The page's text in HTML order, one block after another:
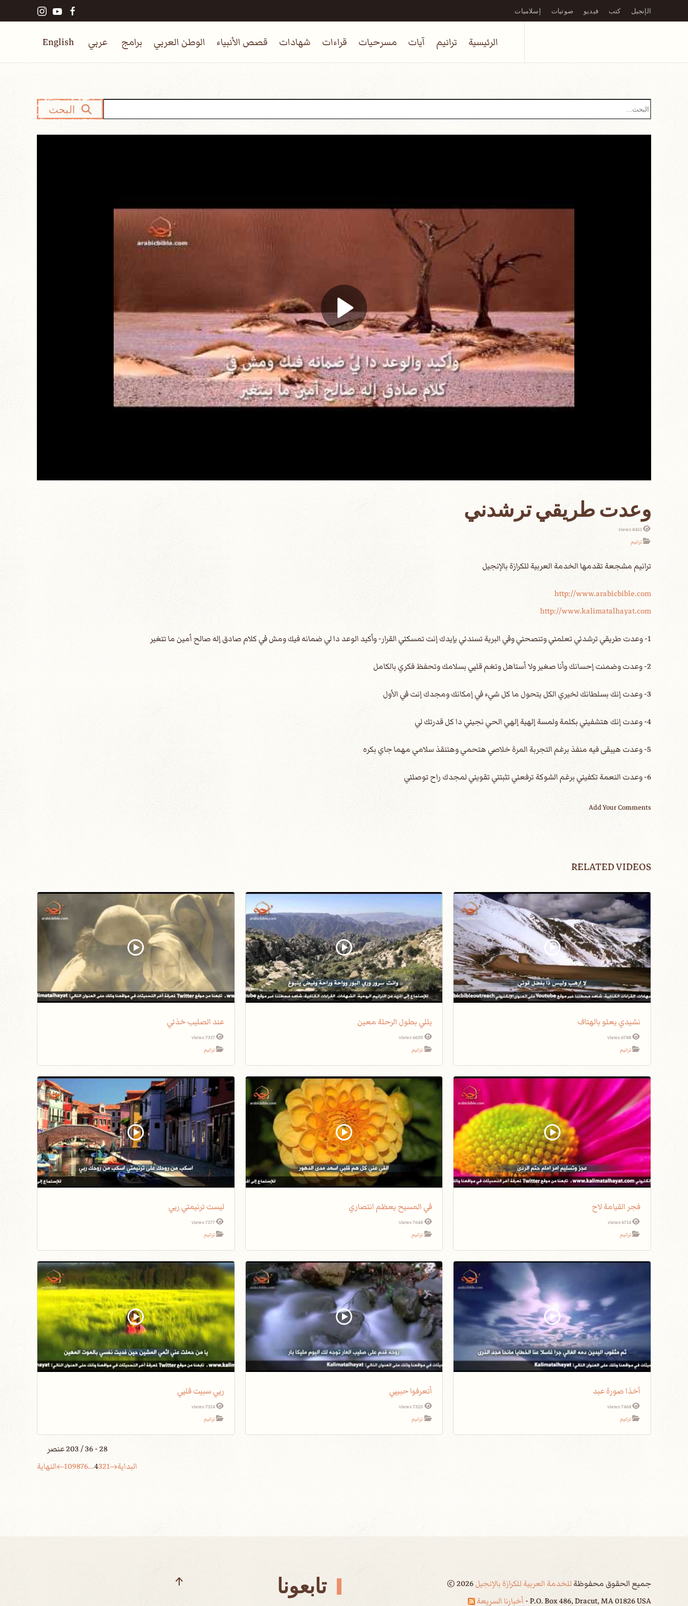
Skip to main content
الإنجيل كتب فيديو صوتيات إسلاميات
الرئيسية ترانيم آيات مسرحيات قراءات شهادات قصص الأنبياء الوطن العربي برامج عربي English
البحث
وعدت طريقي ترشدني
8451 views
ترانيم
http://www.arabicbible.com
http://www.kalimatalhayat.com
1- وعدت طريقي ترشدني تعلمني وتنصحني وفي البرية تسندني بإيدك إنت تمسكني القرار- وأكيد الوعد دا لي ضمانه فيك ومش في كلام صادق إله صالح أمين ما تتغير
2- وعدت وضمنت إحسانك وأنا صغير ولا أستاهل وتغم قلبي بسلامك وتحفظ فكري بالكامل
3- وعدت إنك بسلطانك لخيري الكل يتحول ما كل شيء في إمكانك ومجدك إنت في الأول
4- وعدت إنك هتشفيني بكلمة ولمسة إلهية إلهي الحي نجيني دا كل قدرتك لي
5- وعدت هيبقى فيه منفذ برغم التجربة المرة خلاصي هتحمي وهتنقذ سلامي مهما جاي بكره
6- وعدت النعمة تكفيني برغم الشوكة ترفعني تثبتني تقويني لمجدك راح توصلني
Add Your Comments
RELATED VIDEOS
نشيدي يعلو بالهتاف
6788 views
ترانيم
يللي بطول الرحلة معين
ترانيم
عند الصليب خذني
7317 views
ترانيم
فجر القيامة لاح
6714 views
ترانيم
في المسيح يعظم انتصاري
ترانيم
ليست ترنيمتي ربي
7177 views
ترانيم
آخذا صورة عبد
7468 views
ترانيم
أتعرفوا حبيبي
ترانيم
ربي سبيت قلبي
7314 views
ترانيم
28 - 36 / 203 عنصر
البداية
1
2
3
4
...
6
7
8
9
10 النهاية
جميع الحقوق محفوظةللخدمة العربية للكرازة بالإنجيل ©2026
P.O. Box 486, Dracut, MA 01826 USA - أخبارنا السريعة
تابعونا